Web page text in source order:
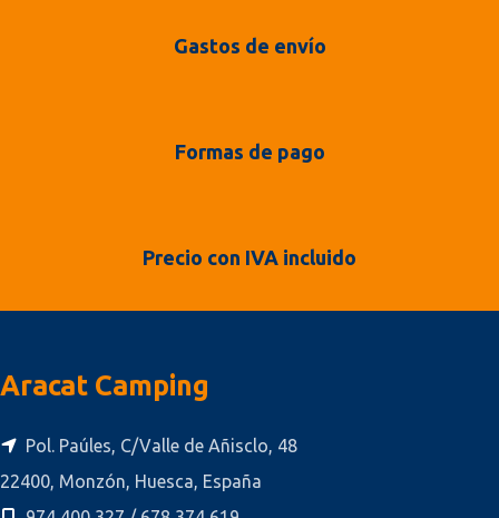
Gastos de envío
Formas de pago
Precio con IVA incluido
Aracat Camping
Pol. Paúles, C/Valle de Añisclo, 48
22400, Monzón, Huesca, España